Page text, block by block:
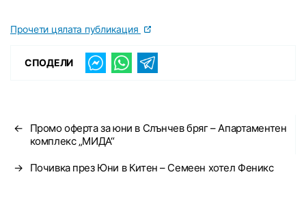
Прочети цялата публикация
СПОДЕЛИ
←
Промо оферта за юни в Слънчев бряг – Апартаментен
комплекс „МИДА“
→ Почивка през Юни в Китен – Семеен хотел Феникс